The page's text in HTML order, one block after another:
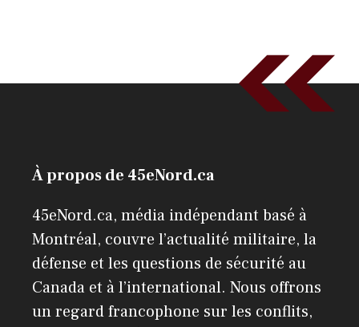
À propos de 45eNord.ca
45eNord.ca, média indépendant basé à
Montréal, couvre l’actualité militaire, la
défense et les questions de sécurité au
Canada et à l’international. Nous offrons
un regard francophone sur les conflits,